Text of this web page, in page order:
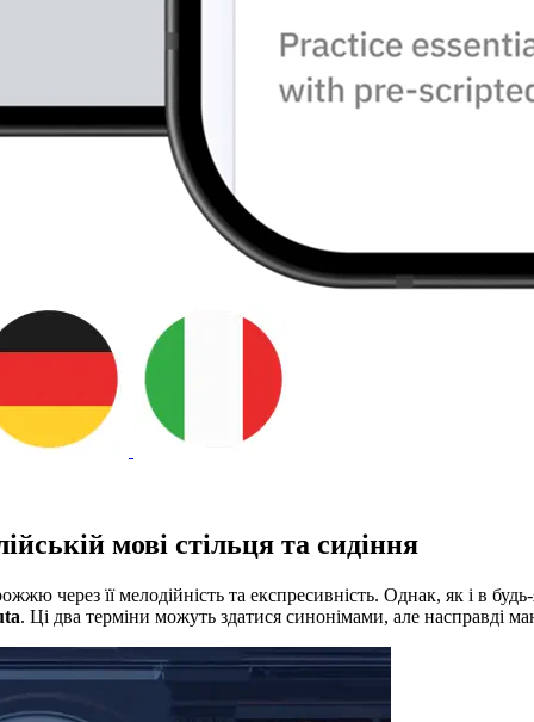
мові стільця та сидіння
через її мелодійність та експресивність. Однак, як і в
. Ці два терміни можуть здатися синонімами, але насправді